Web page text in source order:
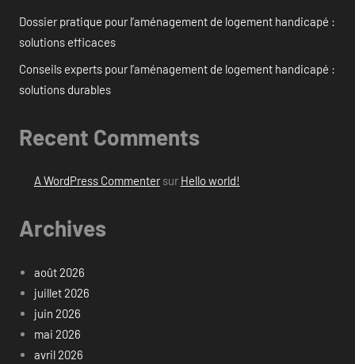
Dossier pratique pour l’aménagement de logement handicapé :
solutions efficaces
Conseils experts pour l’aménagement de logement handicapé :
solutions durables
Recent Comments
A WordPress Commentersur Hello world!
Archives
août 2026
juillet 2026
juin 2026
mai 2026
avril 2026